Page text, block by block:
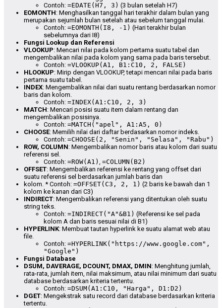
Contoh: =EDATE(H7, 3) (3 bulan setelah H7)
EOMONTH: Menghasilkan tanggal hari terakhir dalam bulan yang
merupakan sejumlah bulan setelah atau sebelum tanggal mulai.
Contoh: =EOMONTH(I8, -1) (Hari terakhir bulan
sebelumnya dari I8)
Fungsi Lookup dan Referensi
VLOOKUP: Mencari nilai pada kolom pertama suatu tabel dan
mengembalikan nilai pada kolom yang sama pada baris tersebut.
Contoh: =VLOOKUP(A1, B1:C10, 2, FALSE)
HLOOKUP: Mirip dengan VLOOKUP, tetapi mencari nilai pada baris
pertama suatu tabel.
INDEX: Mengembalikan nilai dari suatu rentang berdasarkan nomor
baris dan kolom.
Contoh: =INDEX(A1:C10, 2, 3)
MATCH: Mencari posisi suatu item dalam rentang dan
mengembalikan posisinya.
Contoh: =MATCH("apel", A1:A5, 0)
CHOOSE: Memilih nilai dari daftar berdasarkan nomor indeks.
Contoh: =CHOOSE(2, "Senin", "Selasa", "Rabu")
ROW, COLUMN: Mengembalikan nomor baris atau kolom dari suatu
referensi sel.
Contoh: =ROW(A1) =COLUMN(B2)
OFFSET: Mengembalikan referensi ke rentang yang offset dari
suatu referensi sel berdasarkan jumlah baris dan
kolom. * Contoh: =OFFSET(C3, 2, 1) (2 baris ke bawah dan 1
kolom ke kanan dari C3)
INDIRECT: Mengembalikan referensi yang ditentukan oleh suatu
string teks.
Contoh: =INDIRECT("A"&B1) (Referensi ke sel pada
kolom A dan baris sesuai nilai di B1)
HYPERLINK: Membuat tautan hyperlink ke suatu alamat web atau
file.
Contoh: =HYPERLINK("https://www.google.com",
"Google")
Fungsi Database
DSUM, DAVERAGE, DCOUNT, DMAX, DMIN: Menghitung jumlah,
rata-rata, jumlah item, nilai maksimum, atau nilai minimum dari suatu
database berdasarkan kriteria tertentu.
Contoh: =DSUM(A1:C10, "Harga", D1:D2)
DGET: Mengekstrak satu record dari database berdasarkan kriteria
tertentu.